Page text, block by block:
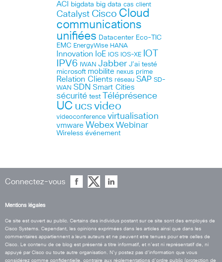
ACI bigdata big data cas client
Catalyst Cisco Cloud
communications
unifiées Datacenter Eco-TIC
EMC EnergyWise HANA
Innovation IoE IOS IOS-XE IOT
IPV6 IWAN Jabber J’ai testé
microsoft mobilite nexus prime
Relation Clients réseau SAP SD-
WAN SDN Smart Cities
sécurité test Téléprésence
UC ucs video
videoconference virtualisation
vmware Webex Webinar
Wireless événement
Connectez-vous
Mentions légales
Ce site est ouvert au public. Certains des individus postant sur ce site sont des employés de
Cisco Systems. Cependant, les opinions exprimées dans les articles ainsi que dans les
commentaires appartiennent a leurs auteurs et ne peuvent etre tenues pour etre celles de
Cisco. Le contenu de ce blog est présenté a titre informatif, et n’est ni représentatif de, ni
appuyé par Cisco ou toute autre organisation. N’y postez pas d’information que vous
considérez comme confidentielle, contraire aux réglementations d’ordre public (protection de